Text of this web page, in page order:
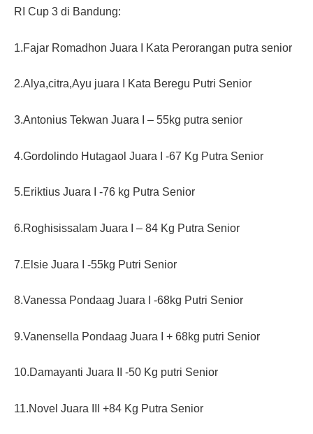
RI Cup 3 di Bandung:
1.Fajar Romadhon Juara I Kata Perorangan putra senior
2.Alya,citra,Ayu juara I Kata Beregu Putri Senior
3.Antonius Tekwan Juara I – 55kg putra senior
4.Gordolindo Hutagaol Juara I -67 Kg Putra Senior
5.Eriktius Juara I -76 kg Putra Senior
6.Roghisissalam Juara I – 84 Kg Putra Senior
7.Elsie Juara I -55kg Putri Senior
8.Vanessa Pondaag Juara I -68kg Putri Senior
9.Vanensella Pondaag Juara I + 68kg putri Senior
10.Damayanti Juara II -50 Kg putri Senior
11.Novel Juara III +84 Kg Putra Senior